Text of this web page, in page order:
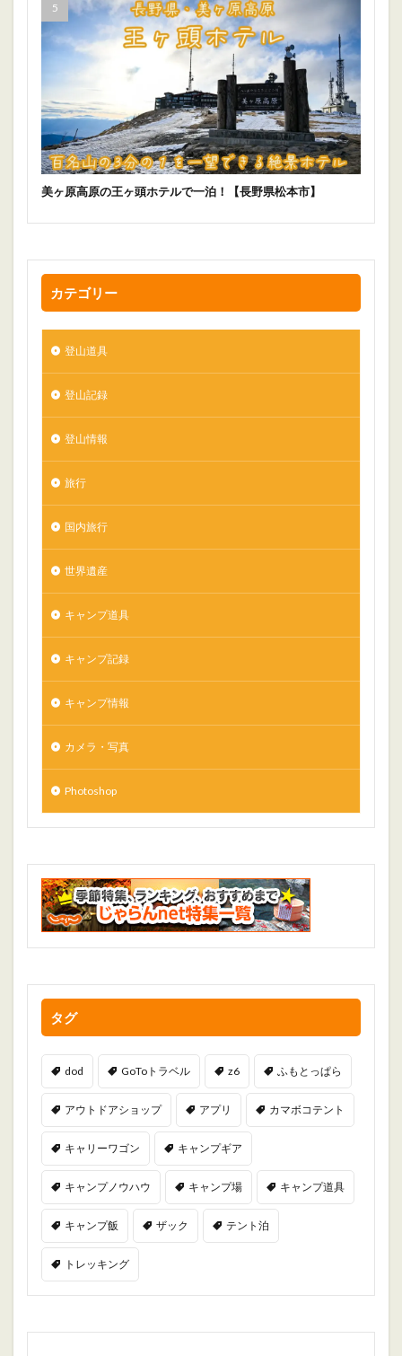
美ヶ原高原の王ヶ頭ホテルで一泊！【長野県松本市】
カテゴリー
登山道具
登山記録
登山情報
旅行
国内旅行
世界遺産
キャンプ道具
キャンプ記録
キャンプ情報
カメラ・写真
Photoshop
タグ
dod GoToトラベル z6 ふもとっぱら
アウトドアショップ アプリ カマボコテント
キャリーワゴン キャンプギア
キャンプノウハウ キャンプ場 キャンプ道具
キャンプ飯 ザック テント泊
トレッキング